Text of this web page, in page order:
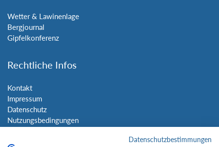
Wetter & Lawinenlage
Bergjournal
Gipfelkonferenz
Rechtliche Infos
Kontakt
Impressum
Datenschutz
Nutzungsbedingungen
Datenschutzbestimmungen